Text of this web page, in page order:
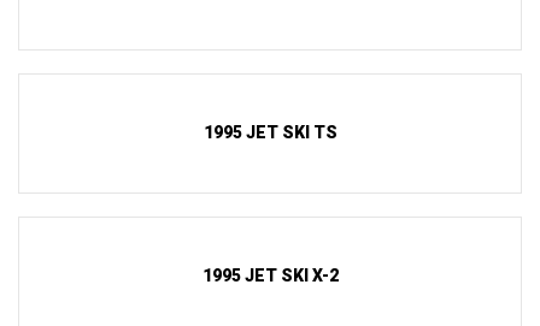
1995 JET SKI TS
1995 JET SKI X-2